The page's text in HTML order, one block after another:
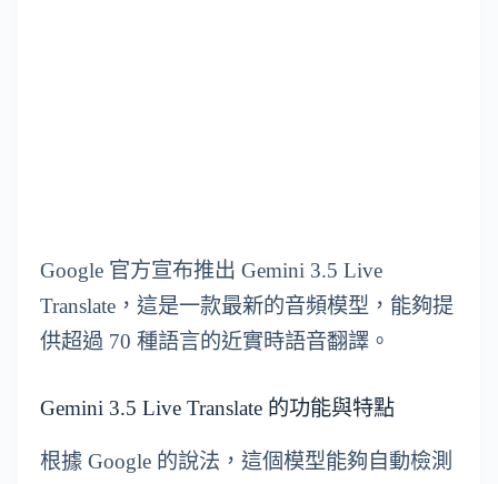
Google 官方宣布推出 Gemini 3.5 Live
Translate，這是一款最新的音頻模型，能夠提
供超過 70 種語言的近實時語音翻譯。
Gemini 3.5 Live Translate 的功能與特點
根據 Google 的說法，這個模型能夠自動檢測